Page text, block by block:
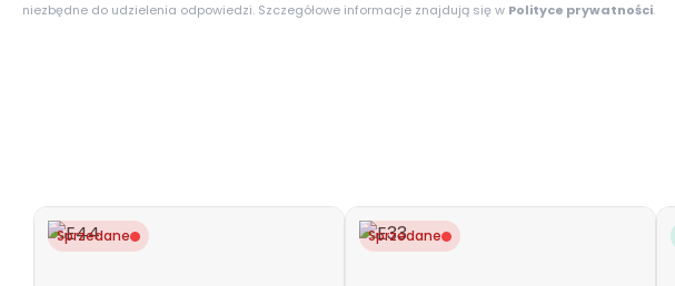
niezbędne do udzielenia odpowiedzi. Szczegółowe informacje znajdują się w Polityce prywatności.
Sprzedane Sprzedane